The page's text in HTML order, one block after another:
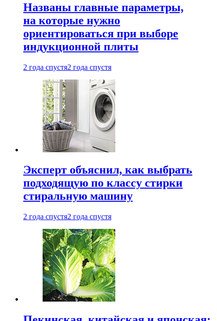
Названы главные параметры,
на которые нужно
ориентироваться при выборе
индукционной плиты
2 года спустя2 года спустя
Эксперт объяснил, как выбрать
подходящую по классу стирки
стиральную машину
2 года спустя2 года спустя